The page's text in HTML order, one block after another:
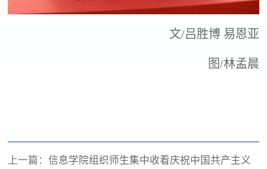
文/吕胜博 易恩亚
图/林孟晨
上一篇：信息学院组织师生集中收看庆祝中国共产主义